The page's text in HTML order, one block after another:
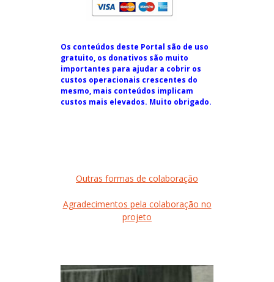
Os conteúdos deste Portal são de uso
gratuito, os donativos são muito
importantes para ajudar a cobrir os
custos operacionais crescentes do
mesmo, mais conteúdos implicam
custos mais elevados. Muito obrigado.
Outras formas de colaboração
Agradecimentos pela colaboração no
projeto